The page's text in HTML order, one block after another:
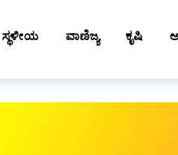
ಸ್ಥಳೀಯ ವಾಣಿಜ್ಯ ಕೃಷಿ